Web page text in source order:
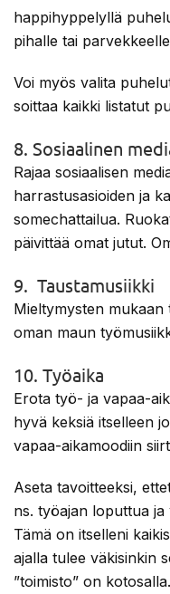
happihyppelyllä
pihalle tai
Voi myös valita
soittaa kaikki listatut
8. Sosiaalinen
Rajaa sosiaalisen
harrastusasioiden ja
somechattailua.
päivittää omat jutut.
9. Taustamusiikki
Mieltymysten mukaan
oman maun
10. Työaika
Erota työ- ja vapaa-
hyvä keksiä itselleen
vapaa-aikamoodiin
Aseta tavoitteeksi,
ns. työajan loputtua
Tämä on itselleni
ajalla tulee väkisinkin
”toimisto” on kotosalla.